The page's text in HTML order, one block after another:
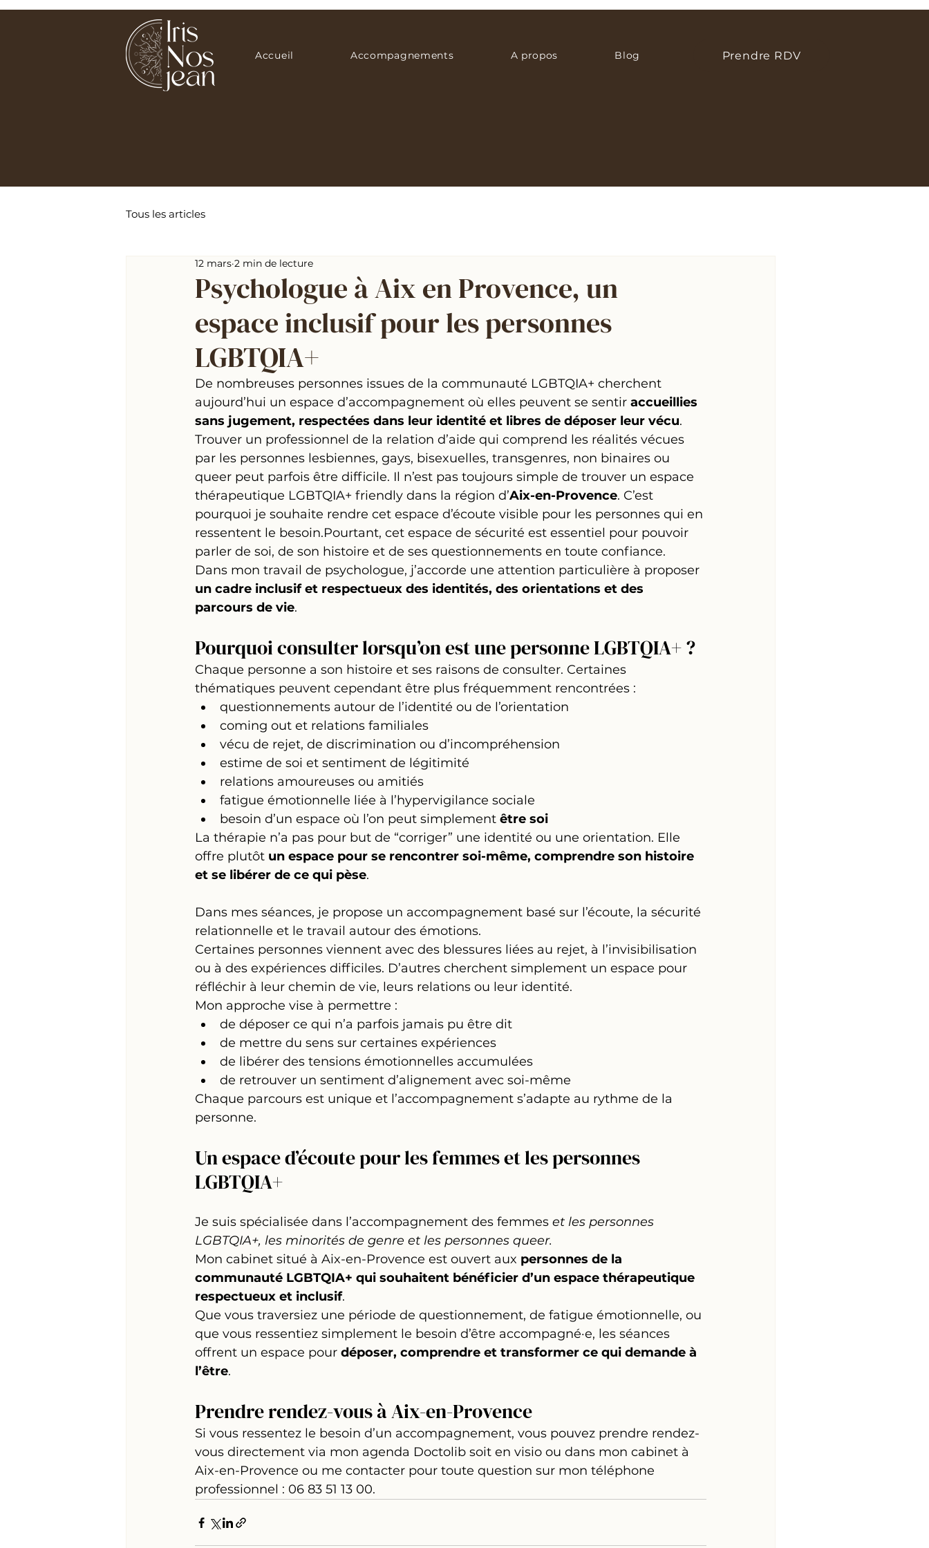
Accueil Accompagnements A propos Blog Prendre RDV
Tous les articles
Psychologue à Aix en Provence, un
espace inclusif pour les personnes
LGBTQIA+
12 mars 2 min de lecture
De nombreuses personnes issues de la communauté LGBTQIA+ cherchent
aujourd’hui un espace d’accompagnement où elles peuvent se sentir accueillies
sans jugement, respectées dans leur identité et libres de déposer leur vécu.
Trouver un professionnel de la relation d’aide qui comprend les réalités vécues
par les personnes lesbiennes, gays, bisexuelles, transgenres, non binaires ou
queer peut parfois être difficile. Il n’est pas toujours simple de trouver un espace
thérapeutique LGBTQIA+ friendly dans la région d’Aix-en-Provence. C’est
pourquoi je souhaite rendre cet espace d’écoute visible pour les personnes qui en
ressentent le besoin.Pourtant, cet espace de sécurité est essentiel pour pouvoir
parler de soi, de son histoire et de ses questionnements en toute confiance.
Dans mon travail de psychologue, j’accorde une attention particulière à proposer
un cadre inclusif et respectueux des identités, des orientations et des
parcours de vie.
Pourquoi consulter lorsqu’on est une personne LGBTQIA+ ?
Chaque personne a son histoire et ses raisons de consulter. Certaines
thématiques peuvent cependant être plus fréquemment rencontrées :
questionnements autour de l’identité ou de l’orientation
coming out et relations familiales
vécu de rejet, de discrimination ou d’incompréhension
estime de soi et sentiment de légitimité
relations amoureuses ou amitiés
fatigue émotionnelle liée à l’hypervigilance sociale
besoin d’un espace où l’on peut simplement être soi
La thérapie n’a pas pour but de “corriger” une identité ou une orientation. Elle
offre plutôt un espace pour se rencontrer soi-même, comprendre son histoire
et se libérer de ce qui pèse.
Dans mes séances, je propose un accompagnement basé sur l’écoute, la sécurité
relationnelle et le travail autour des émotions.
Certaines personnes viennent avec des blessures liées au rejet, à l’invisibilisation
ou à des expériences difficiles. D’autres cherchent simplement un espace pour
réfléchir à leur chemin de vie, leurs relations ou leur identité.
Mon approche vise à permettre :
de déposer ce qui n’a parfois jamais pu être dit
de mettre du sens sur certaines expériences
de libérer des tensions émotionnelles accumulées
de retrouver un sentiment d’alignement avec soi-même
Chaque parcours est unique et l’accompagnement s’adapte au rythme de la
personne.
Un espace d’écoute pour les femmes et les personnes
LGBTQIA+
Je suis spécialisée dans l’accompagnement des femmes et les personnes
LGBTQIA+, les minorités de genre et les personnes queer.
Mon cabinet situé à Aix-en-Provence est ouvert aux personnes de la
communauté LGBTQIA+ qui souhaitent bénéficier d’un espace thérapeutique
respectueux et inclusif.
Que vous traversiez une période de questionnement, de fatigue émotionnelle, ou
que vous ressentiez simplement le besoin d’être accompagné·e, les séances
offrent un espace pour déposer, comprendre et transformer ce qui demande à
l’être.
Prendre rendez-vous à Aix-en-Provence
Si vous ressentez le besoin d’un accompagnement, vous pouvez prendre rendez-
vous directement via mon agenda Doctolib soit en visio ou dans mon cabinet à
Aix-en-Provence ou me contacter pour toute question sur mon téléphone
professionnel : 06 83 51 13 00.